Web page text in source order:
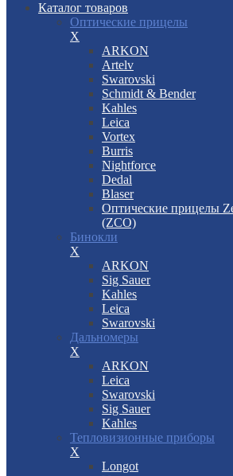
Каталог товаров
Оптические прицелы
X
ARKON
Artelv
Swarovski
Schmidt & Bender
Kahles
Leica
Vortex
Burris
Nightforce
Dedal
Blaser
Оптические прицелы
(ZCO)
Бинокли
X
ARKON
Sig Sauer
Kahles
Leica
Swarovski
Дальномеры
X
ARKON
Leica
Swarovski
Sig Sauer
Kahles
Тепловизионные приборы
X
Longot